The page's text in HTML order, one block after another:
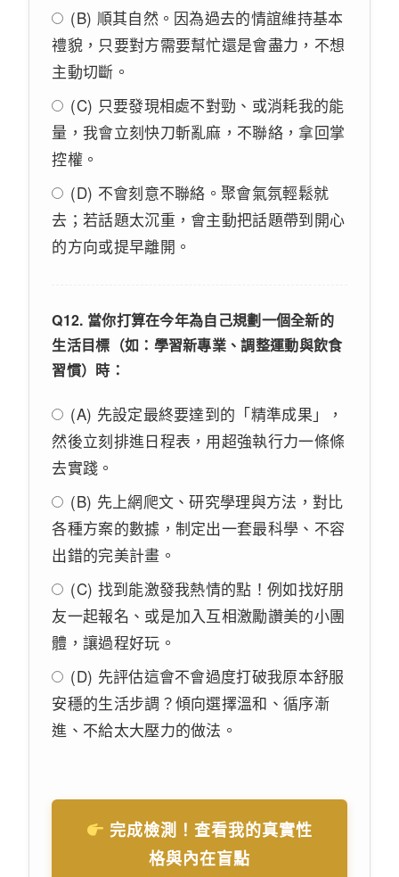
(B) 順其自然。因為過去的情誼維持基本
禮貌，只要對方需要幫忙還是會盡力，不想
主動切斷。
(C) 只要發現相處不對勁、或消耗我的能
量，我會立刻快刀斬亂麻，不聯絡，拿回掌
控權。
(D) 不會刻意不聯絡。聚會氣氛輕鬆就
去；若話題太沉重，會主動把話題帶到開心
的方向或提早離開。
Q12. 當你打算在今年為自己規劃一個全新的
生活目標（如：學習新專業、調整運動與飲食
習慣）時：
(A) 先設定最終要達到的「精準成果」，
然後立刻排進日程表，用超強執行力一條條
去實踐。
(B) 先上網爬文、研究學理與方法，對比
各種方案的數據，制定出一套最科學、不容
出錯的完美計畫。
(C) 找到能激發我熱情的點！例如找好朋
友一起報名、或是加入互相激勵讚美的小團
體，讓過程好玩。
(D) 先評估這會不會過度打破我原本舒服
安穩的生活步調？傾向選擇溫和、循序漸
進、不給太大壓力的做法。
完成檢測！查看我的真實性
格與內在盲點